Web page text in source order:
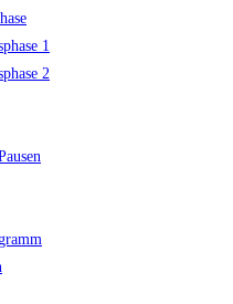
1
2